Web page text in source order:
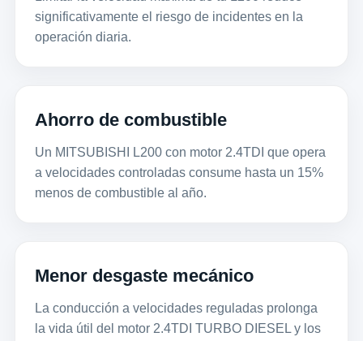
significativamente el riesgo de incidentes en la
operación diaria.
Ahorro de combustible
Un MITSUBISHI L200 con motor 2.4TDI que opera
a velocidades controladas consume hasta un 15%
menos de combustible al año.
Menor desgaste mecánico
La conducción a velocidades reguladas prolonga
la vida útil del motor 2.4TDI TURBO DIESEL y los